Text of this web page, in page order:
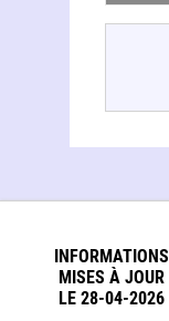
INFORMATIONS
MISES À JOUR
LE 28-04-2026